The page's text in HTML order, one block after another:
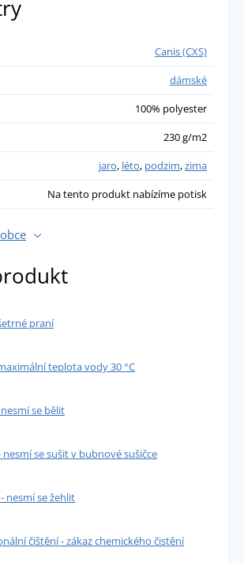
mikina, velikost sedí. Materiál
tělo.
sedí a je pohodlná. Spokojenost.
Canis (CXS)
dámské
100% polyester
230 g/m2
jaro, léto, podzim,zima
Na tento produkt nabízíme potisk
praní
teplota vody 30 °C
se bělit
nesmí se sušit v bubnové sušičce
nesmí se žehlit
čištění - zákaz chemického čistění